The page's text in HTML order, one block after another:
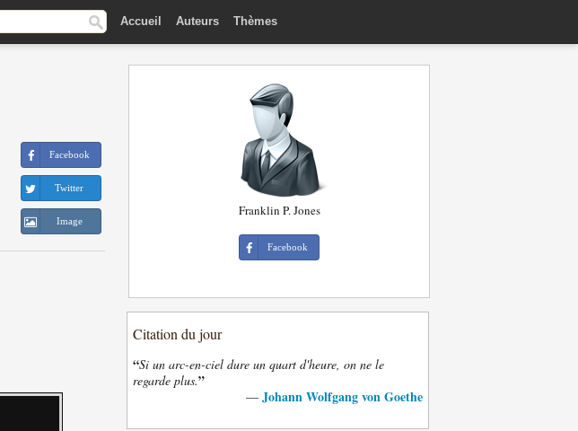
Accueil Auteurs Thèmes
Facebook
Twitter
Image
Franklin P. Jones
Facebook
Citation du jour
“Si un arc-en-ciel dure un quart d'heure, on ne le
regarde plus.”
— Johann Wolfgang von Goethe